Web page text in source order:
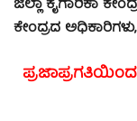
ಜಿಲ್ಲಾ ಕೈಗಾರಿಕಾ
ಕೇಂದ್ರದ
ಪ್ರಜಾಪ್ರಗತಿಯಿಂದ